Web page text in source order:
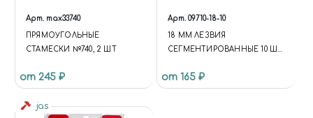
Арт. max33740
ПРЯМОУГОЛЬНЫЕ
СТАМЕСКИ №740, 2 ШТ
от 245 ₽
Арт. 09710-18-10
18 ММ ЛЕЗВИЯ
СЕГМЕНТИРОВАННЫЕ 10 ШТ
от 165 ₽
jas